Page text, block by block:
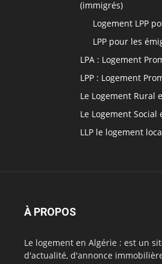
(immigrés)
Logement LPP
LPP pour les
LPA : Logement
LPP : Logement
Le Logement Rural
Le Logement Social
LLP le logement
À PROPOS
Le logement en Algérie : est un
d'actualité, d'annonce